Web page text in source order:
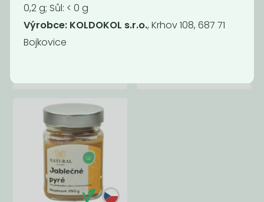
Povidla
švestková 550g
0,2 g; Sůl: < 0 g
Výrobce: KOLDOKOL s.r.o., Krhov 108, 687 71
Bojkovice